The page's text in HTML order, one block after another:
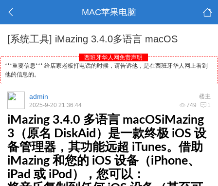
MAC苹果电脑
[系统工具] iMazing 3.4.0多语言 macOS
西班牙华人网免责声明
***重要信息*** 给店家老板打电话的时候，请告诉他，是在西班牙华人网上看到
他的信息的。
楼主
admin
749 1
2025-9-20 21:36:44
iMazing 3.4.0 多语言 macOSiMazing
3（原名 DiskAid）是一款终极 iOS 设
备管理器，其功能远超 iTunes。借助
iMazing 和您的 iOS 设备（iPhone、
iPad 或 iPod），您可以：